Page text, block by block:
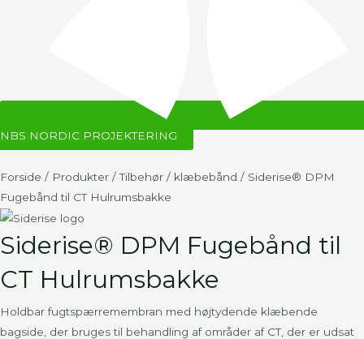
NBS NORDIC PROJEKTERING
Forside / Produkter /Tilbehør / klæbebånd / Siderise® DPM
Fugebånd til CT Hulrumsbakke
Siderise® DPM Fugebånd til
CT Hulrumsbakke
Holdbar fugtspærremembran med højtydende klæbende
bagside, der bruges til behandling af områder af CT, der er udsat